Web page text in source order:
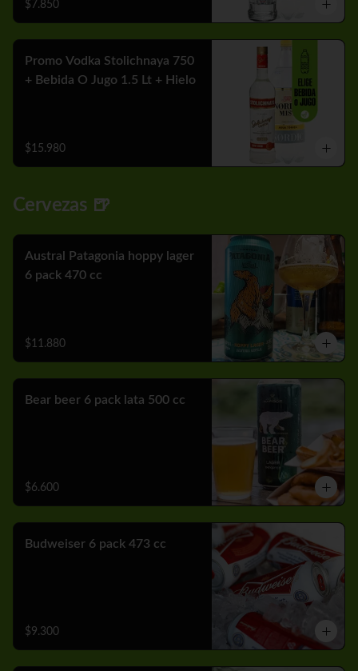
$7.850
Promo Vodka Stolichnaya 750
+ Bebida O Jugo 1.5 Lt + Hielo
$15.980
Cervezas 🍺
Austral Patagonia hoppy lager
6 pack 470 cc
$11.880
Bear beer 6 pack lata 500 cc
$6.600
Budweiser 6 pack 473 cc
$9.300